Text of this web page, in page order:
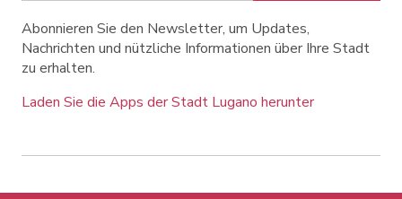
Abonnieren Sie den Newsletter, um Updates,
Nachrichten und nützliche Informationen über Ihre Stadt
zu erhalten.
Laden Sie die Apps der Stadt Lugano herunter